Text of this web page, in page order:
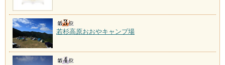
若杉高原おおやキャンプ場